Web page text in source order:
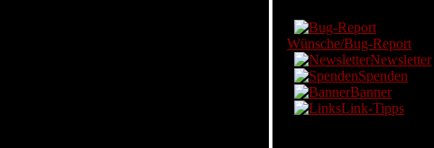
Wünsche/Bug-Report
Newsletter
Spenden
Banner
Link-Tipps